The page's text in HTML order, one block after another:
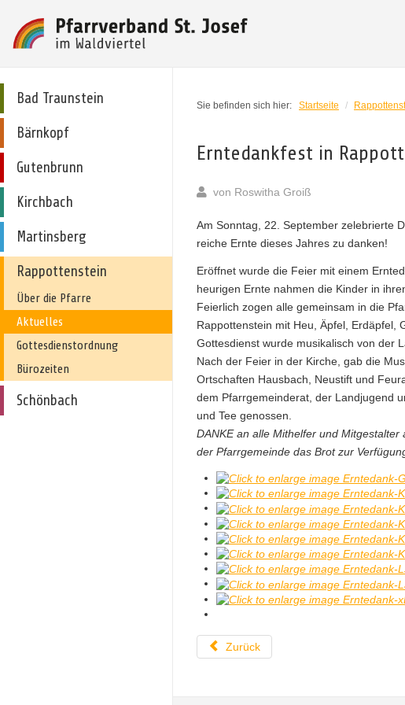
Bad Traunstein
Bärnkopf
Gutenbrunn
Kirchbach
Martinsberg
Rappottenstein
Über die Pfarre
Aktuelles
Gottesdienstordnung
Bürozeiten
Schönbach
Sie befinden sich hier: Startseite /
Erntedankfest in
von Roswitha Groiß
Am Sonntag, 22. September zelebrierte
reiche Ernte dieses Jahres zu danken!
Eröffnet wurde die Feier mit einem
heurigen Ernte nahmen die Kinder in
Feierlich zogen alle gemeinsam in die
Rappottenstein mit Heu, Äpfel, Erdäpfel,
Gottesdienst wurde musikalisch von der
Nach der Feier in der Kirche, gab die
Ortschaften Hausbach, Neustift und
dem Pfarrgemeinderat, der Landjugend
und Tee genossen.
DANKE an alle Mithelfer und
der Pfarrgemeinde das Brot zur
Zurück